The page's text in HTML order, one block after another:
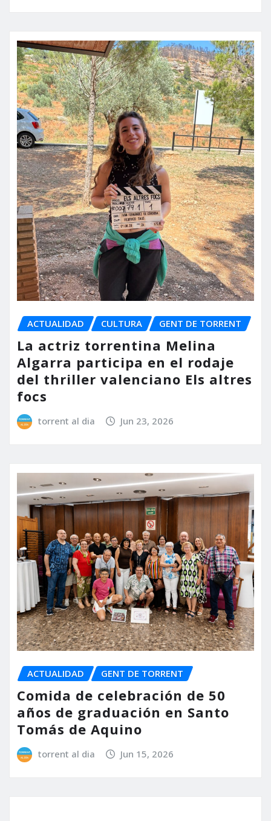
ACTUALIDAD CULTURA GENT DE TORRENT
La actriz torrentina Melina
Algarra participa en el rodaje
del thriller valenciano Els altres
focs
torrent al dia Jun 23, 2026
ACTUALIDAD GENT DE TORRENT
Comida de celebración de 50
años de graduación en Santo
Tomás de Aquino
torrent al dia Jun 15, 2026